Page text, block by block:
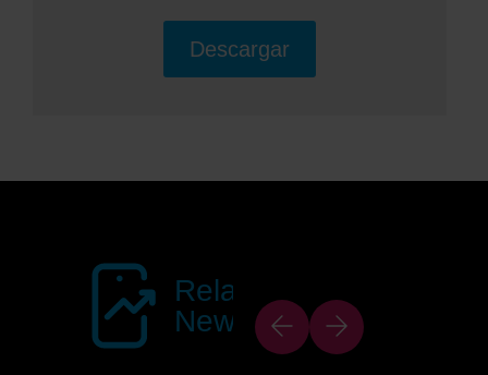
Descargar
Related
News